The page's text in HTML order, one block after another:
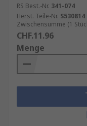
Lichtlenkung
gesenkt werden.
Materialien und
Materialien zum
hygienische,
RS Best.-Nr. 341-074
Herst. Teile-Nr. S530814
Zwischensumme (1
CHF.11.96
Menge